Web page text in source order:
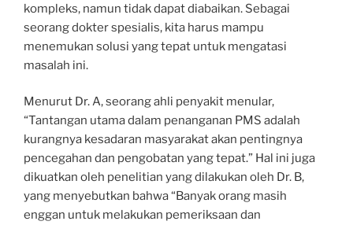
kompleks, namun tidak dapat diabaikan. Sebagai
seorang dokter spesialis, kita harus mampu
menemukan solusi yang tepat untuk mengatasi
masalah ini.
Menurut Dr. A, seorang ahli penyakit menular,
“Tantangan utama dalam penanganan PMS adalah
kurangnya kesadaran masyarakat akan pentingnya
pencegahan dan pengobatan yang tepat.” Hal ini juga
dikuatkan oleh penelitian yang dilakukan oleh Dr. B,
yang menyebutkan bahwa “Banyak orang masih
enggan untuk melakukan pemeriksaan dan